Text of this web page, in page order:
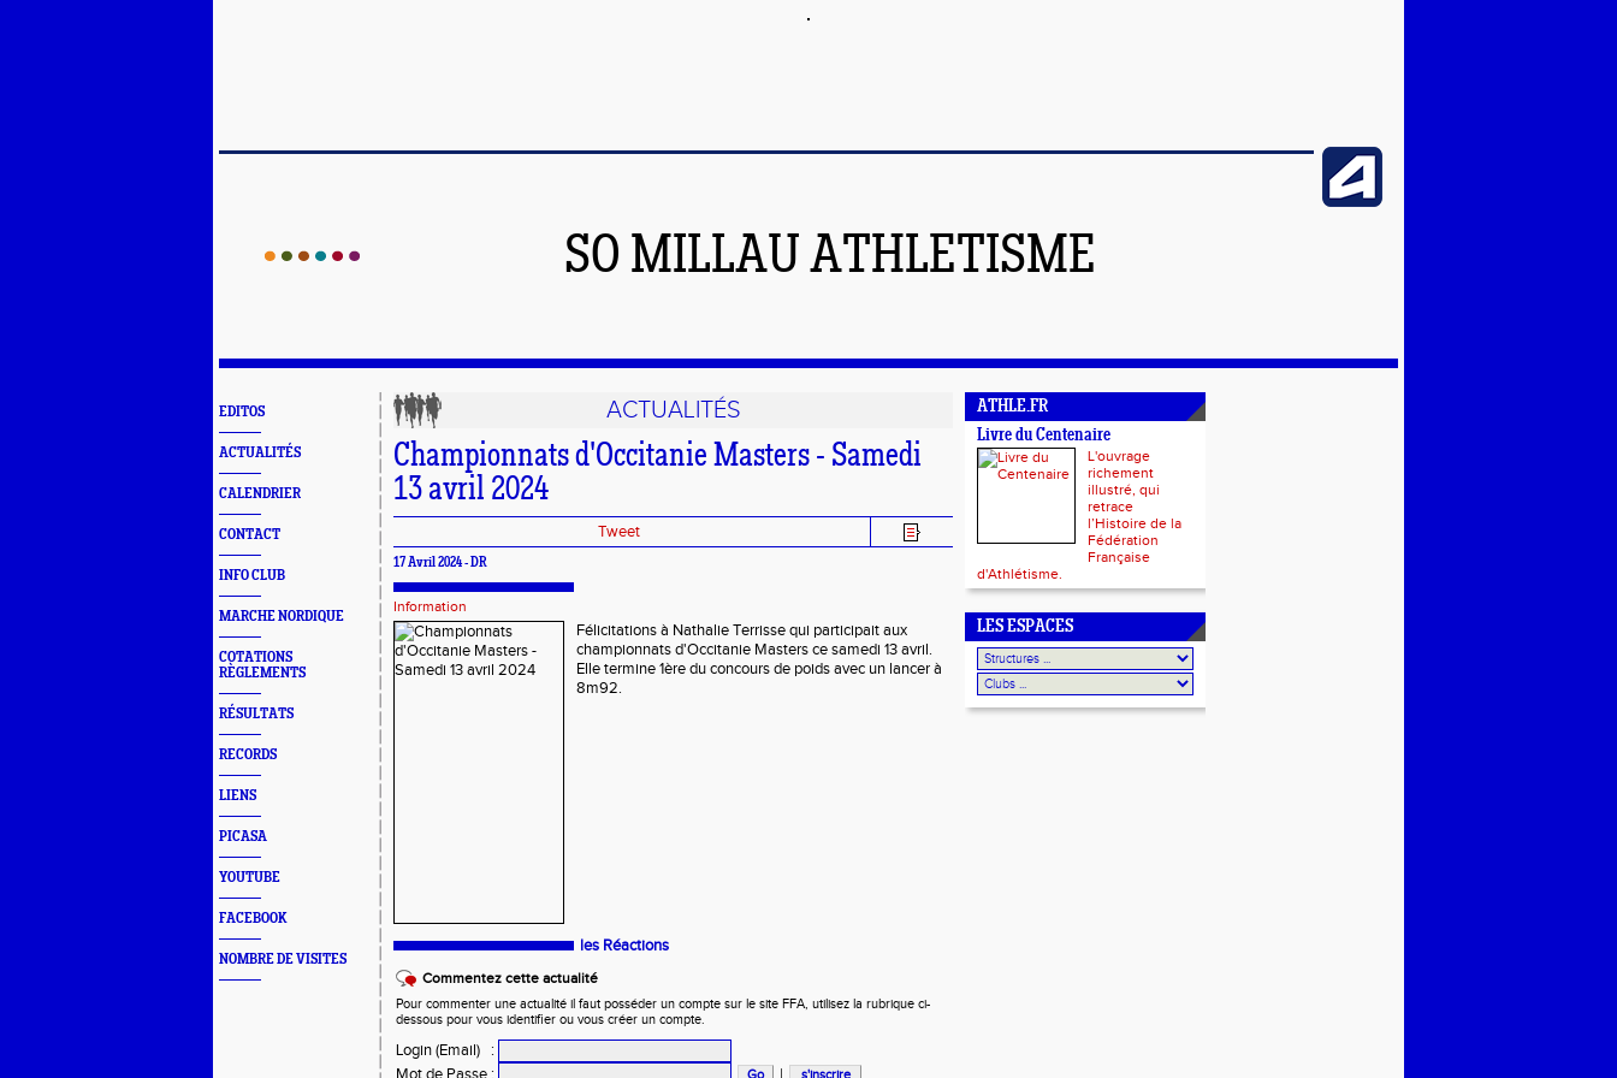
SO MILLAU ATHLETISME
EDITOS
ACTUALITÉS
CALENDRIER
CONTACT
INFO CLUB
MARCHE NORDIQUE
COTATIONS
RÈGLEMENTS
RÉSULTATS
RECORDS
LIENS
PICASA
YOUTUBE
FACEBOOK
NOMBRE DE VISITES
ACTUALITÉS
Championnats d'Occitanie Masters - Samedi
13 avril 2024
Tweet
17 Avril 2024 - DR
Information
Félicitations à Nathalie Terrisse qui participait aux
championnats d'Occitanie Masters ce samedi 13 avril.
Elle termine 1ère du concours de poids avec un lancer à
8m92.
les Réactions
Commentez cette actualité
Pour commenter une actualité il faut posséder un compte sur le site FFA, utilisez la rubrique ci-
dessous pour vous identifier ou vous créer un compte.
Login (Email)
:
ATHLE.FR
Livre du Centenaire
L'ouvrage
richement
illustré, qui
retrace
l’Histoire de la
Fédération
Française
d'Athlétisme.
LES ESPACES